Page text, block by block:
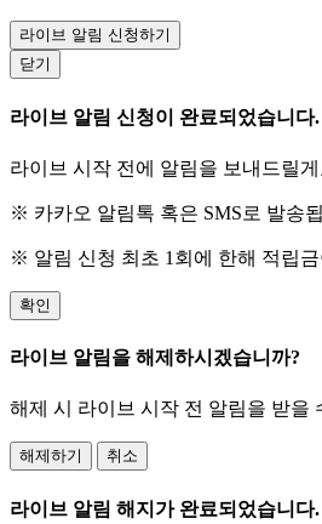
라이브 알림 신청하기
닫기
라이브 알림 신청이 완료되었습니다.
라이브 시작 전에 알림을 보내드릴
※ 카카오 알림톡 혹은 SMS로 발송
※ 알림 신청 최초 1회에 한해 적립
확인
라이브 알림을 해제하시겠습니까?
해제 시 라이브 시작 전 알림을 받을
해제하기 취소
라이브 알림 해지가 완료되었습니다.